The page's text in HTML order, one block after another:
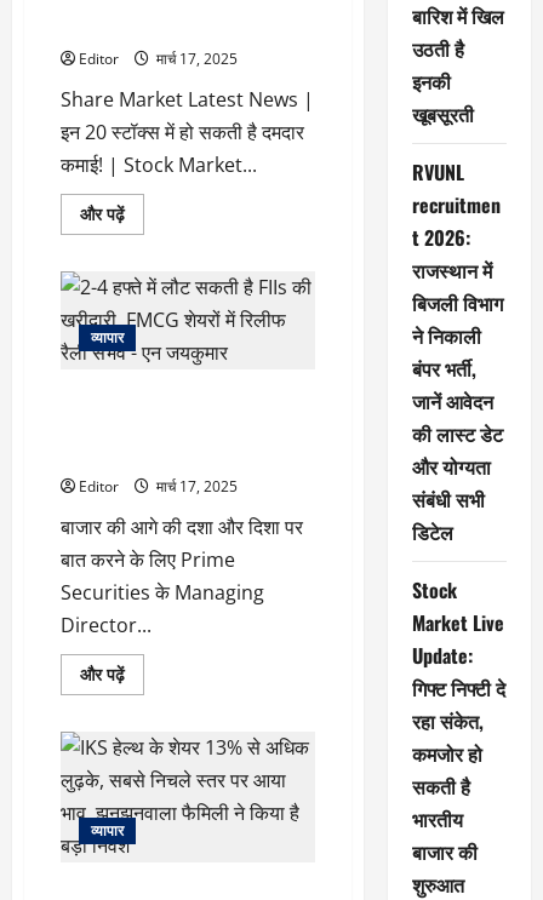
और
Editor मार्च 17, 2025
Share Market Latest News |
इन 20 स्टॉक्स में हो सकती है दमदार
कमाई! | Stock Market...
और पढ़ेंइन
20
हो
सकती
है
दमदार
कमाई!
के
व्यापार
Editor मार्च 17, 2025
बाजार की आगे की दशा और दिशा पर
बात करने के लिए Prime
Securities के Managing
Director...
और पढ़ें2-
4
लौट
सकती
है
FIIs
की
खरीदारी,
FMCG
शेयरों
व्यापार
बारिश में खिल
उठती है
इनकी
खूबसूरती
RVUNL
recruitmen
t 2026:
राजस्थान में
बिजली विभाग
ने निकाली
बंपर भर्ती,
जानें आवेदन
की लास्ट डेट
और योग्यता
संबंधी सभी
डिटेल
Stock
Market Live
Update:
गिफ्ट निफ्टी दे
रहा संकेत,
कमजोर हो
सकती है
भारतीय
बाजार की
शुरुआत